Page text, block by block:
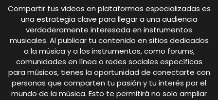
Compartir tus videos en plataformas especializadas es
una estrategia clave para llegar a una audiencia
verdaderamente interesada en instrumentos
musicales. Al publicar tu contenido en sitios dedicados
a la música y a los instrumentos, como forums,
comunidades en línea o redes sociales específicas
para músicos, tienes la oportunidad de conectarte con
personas que comparten tu pasión y tu interés por el
mundo de la música. Esto te permitirá no solo ampliar